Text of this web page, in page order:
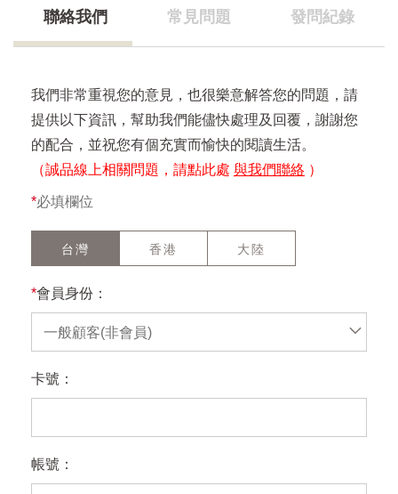
聯絡我們 常見問題 發問紀錄
我們非常重視您的意見，也很樂意解答您的問題，請
提供以下資訊，幫助我們能儘快處理及回覆，謝謝您
的配合，並祝您有個充實而愉快的閱讀生活。
（誠品線上相關問題，請點此處 與我們聯絡 ）
*必填欄位
台灣 香港 大陸
*會員身份：
一般顧客(非會員)
卡號：
帳號：